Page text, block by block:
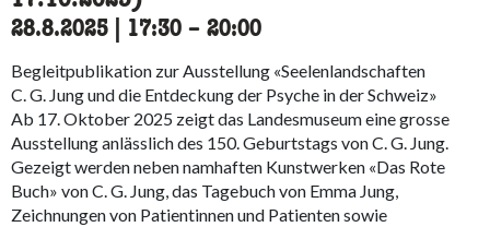
28.8.2025 17:30 accessibility.time_to
– 20:00
Begleitpublikation zur Ausstellung «Seelenlandschaften
C. G. Jung und die Entdeckung der Psyche in der Schweiz»
Ab 17. Oktober 2025 zeigt das Landesmuseum eine grosse
Ausstellung anlässlich des 150. Geburtstags von C. G. Jung.
Gezeigt werden neben namhaften Kunstwerken «Das Rote
Buch» von C. G. Jung, das Tagebuch von Emma Jung,
Zeichnungen von Patientinnen und Patienten sowie